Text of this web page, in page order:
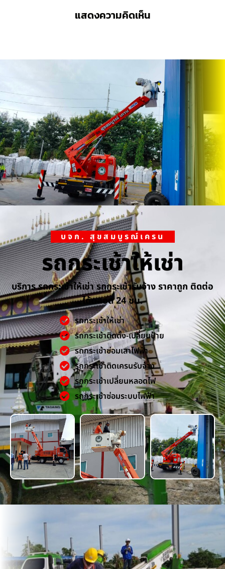
แสดงความคิดเห็น
บจก. สุขสมบูรณ์เครน
รถกระเช้าให้เช่า
บริการ รถกระเช้าให้เช่า รถกระเช้ารับจ้าง ราคาถูก ติดต่อ
ได้ตลอด 24 ชม.
รถกระเช้าให้เช่า
รถกระเช้าติดตั้ง-เปลี่ยนป้าย
รถกระเช้าซ่อมเสาไฟฟ้า
รถกระเช้าติดเครนรับจ้าง
รถกระเช้าเปลี่ยนหลอดไฟ
รถกระเช้าซ่อมระบบไฟฟ้า